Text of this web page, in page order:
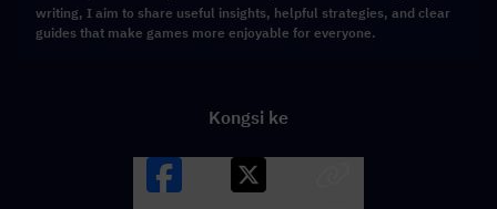
writing, I aim to share useful insights, helpful strategies, and clear
guides that make games more enjoyable for everyone.
Kongsi ke